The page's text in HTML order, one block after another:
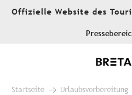
AllerOffizielle Website des
Startseite Urlaubsvorbereitung